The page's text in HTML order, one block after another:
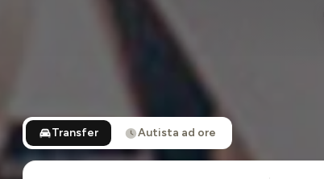
Transfer Autista ad ore